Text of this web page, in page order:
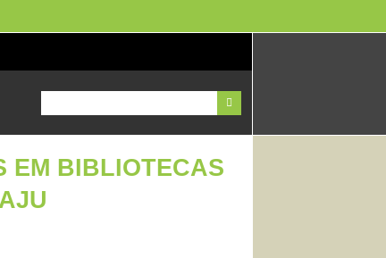
EM BIBLIOTECAS